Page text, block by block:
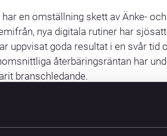
en omställning skett av Änke-
nya digitala rutiner har
uppvisat goda resultat i en svår tid
återbäringsräntan har
branschledande.